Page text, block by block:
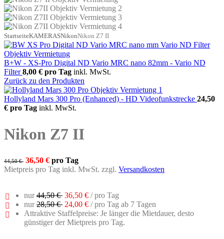
StartseiteKAMERASNikonNikon Z7 II
B+W - XS-Pro Digital ND Vario MRC nano 82mm - Vario ND
Filter8,00 € pro Tag inkl. MwSt.
Zurück zu den Produkten
Hollyland Mars 300 Pro (Enhanced) - HD Videofunkstrecke 24,50
€ pro Tag inkl. MwSt.
Nikon Z7 II
44,50 € 36,50 € pro Tag
Mietpreis pro Tag inkl. MwSt. zzgl. Versandkosten
nur44,50 € 36,50 € / pro Tag
nur28,50 € 24,00 € / pro Tag ab 7 Tagen
Attraktive Staffelpreise: Je länger die Mietdauer, desto
günstiger der Mietpreis pro Tag.